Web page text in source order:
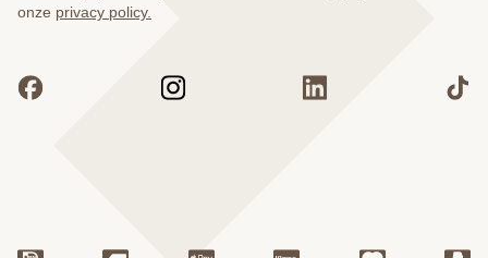
onze privacy policy.